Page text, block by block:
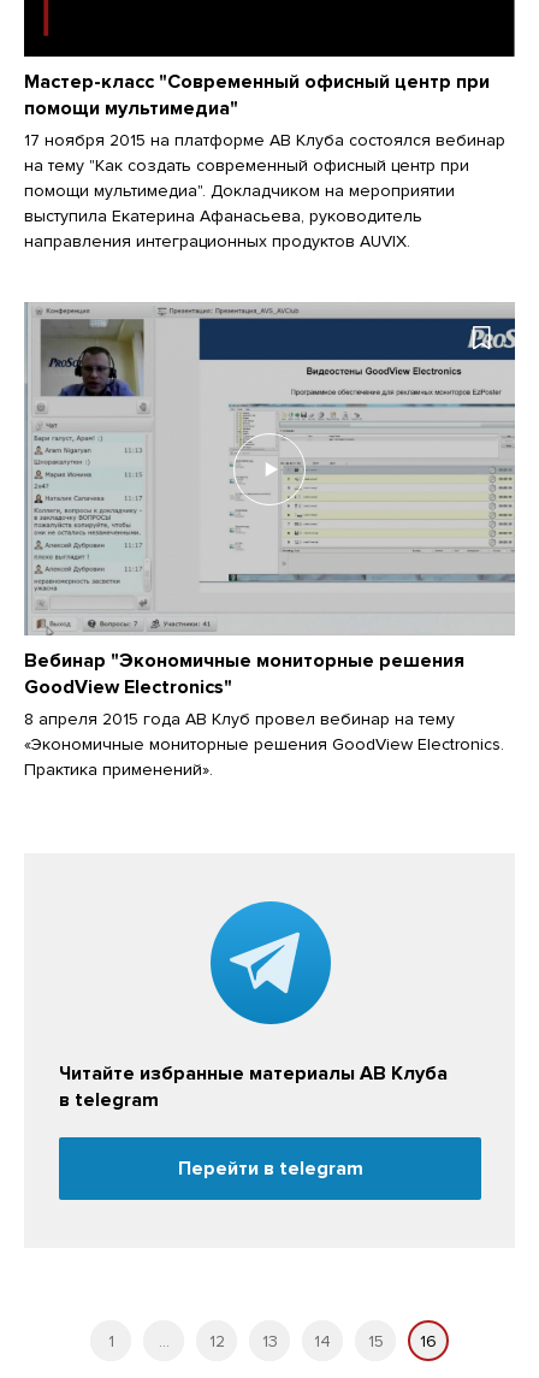
Мастер-класс "Современный офисный центр при
помощи мультимедиа"
17 ноября 2015 на платформе АВ Клуба состоялся вебинар
на тему "Как создать современный офисный центр при
помощи мультимедиа". Докладчиком на мероприятии
выступила Екатерина Афанасьева, руководитель
направления интеграционных продуктов AUVIX.
Вебинар "Экономичные мониторные решения
GoodView Electronics"
8 апреля 2015 года АВ Клуб провел вебинар на тему
«Экономичные мониторные решения GoodView Electronics.
Практика применений».
Читайте избранные материалы АВ Клуба
в telegram
Перейти в telegram
1 ... 12 13 14 15 16